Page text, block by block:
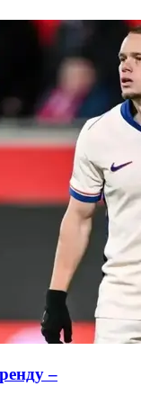
–